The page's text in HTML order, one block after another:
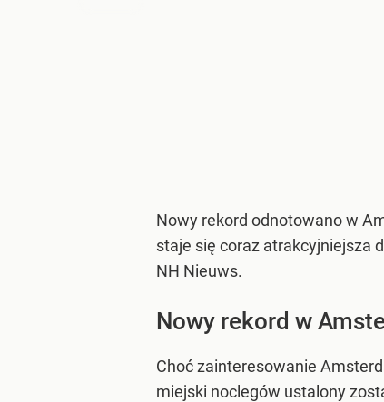
Nowy rekord odnotowano w
staje się coraz atrakcyjniejsza
NH Nieuws.
Nowy rekord w
Choć zainteresowanie
miejski noclegów ustalony